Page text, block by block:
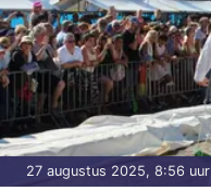
27 augustus 2025, 8:56 uur